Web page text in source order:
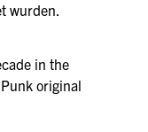
wurden.
in the
original